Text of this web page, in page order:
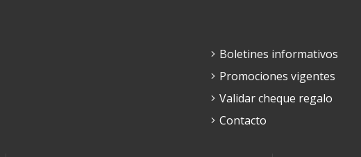
Boletines informativos
Promociones vigentes
Validar cheque regalo
Contacto